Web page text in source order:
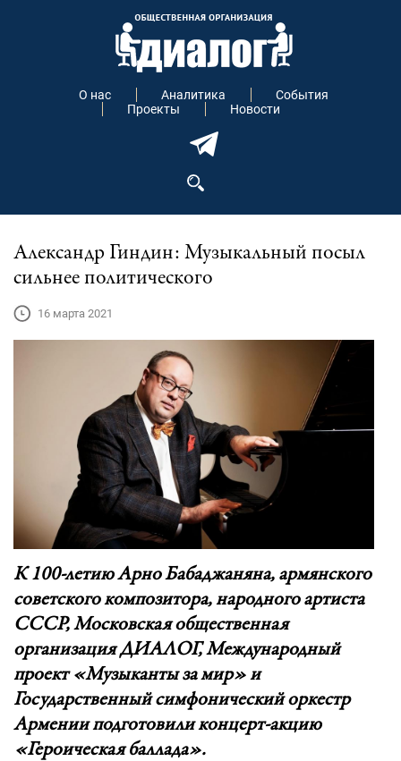
О нас Аналитика
События
Проекты
Новости
Александр Гиндин: Музыкальный посыл
сильнее политического
16 марта 2021
К 100-летию Арно Бабаджаняна, армянского
советского композитора, народного артиста
СССР, Московская общественная
организация ДИАЛОГ, Международный
проект «Музыканты за мир» и
Государственный симфонический оркестр
Армении подготовили концерт-акцию
«Героическая баллада».